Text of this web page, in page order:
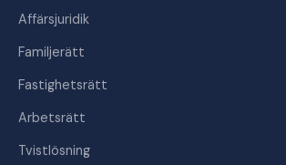
Affärsjuridik
Familjerätt
Fastighetsrätt
Arbetsrätt
Tvistlösning